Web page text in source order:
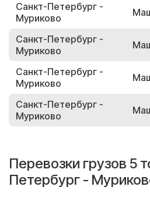
Санкт-Петербург -
Муриково
Санкт-Петербург -
Муриково
Санкт-Петербург -
Муриково
Санкт-Петербург -
Муриково
Перевозки грузов 5
Петербург -